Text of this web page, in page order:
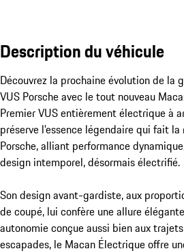
Description du véhicule
Découvrez la prochaine évolution de la
VUS Porsche avec le tout nouveau
Premier VUS entièrement électrique à
préserve l’essence légendaire qui fait
Porsche, alliant performance
design intemporel, désormais électrifié.
Son design avant-gardiste, aux
de coupé, lui confère une allure
autonomie conçue aussi bien aux
escapades, le Macan Électrique offre